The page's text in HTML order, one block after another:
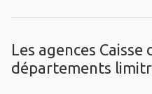
Les agences Caisse
départements